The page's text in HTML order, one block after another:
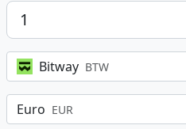
Betrag
Bitway BTW
Euro EUR